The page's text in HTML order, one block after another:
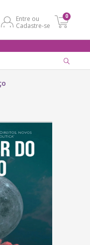
Entre ou
Cadastre-se
0